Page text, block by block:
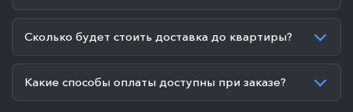
Сколько будет стоить доставка до квартиры?
Какие способы оплаты доступны при заказе?